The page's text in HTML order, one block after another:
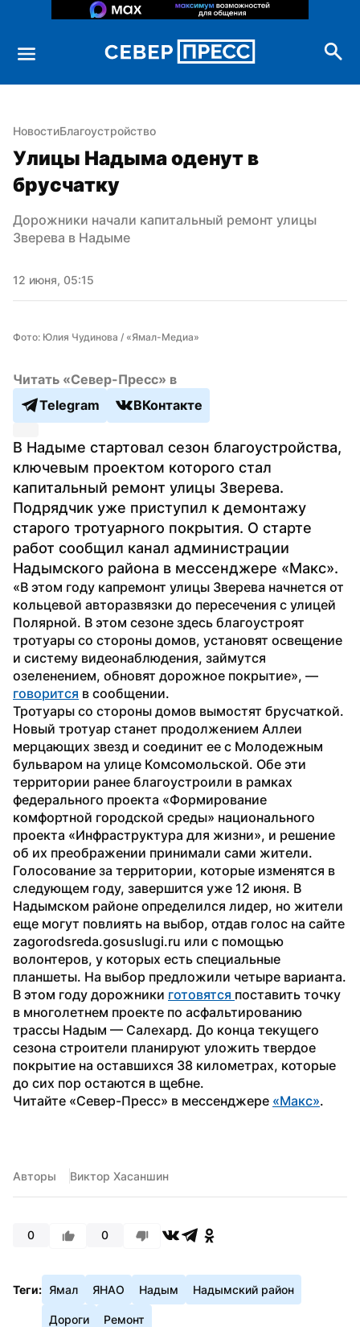
НовостиБлагоустройство
Улицы Надыма оденут в
брусчатку
Дорожники начали капитальный ремонт улицы
Зверева в Надыме
12 июня, 05:15
Фото: Юлия Чудинова / «Ямал-Медиа»
Читать «Север-Пресс» в
Telegram
ВКонтакте
В Надыме стартовал сезон благоустройства,
ключевым проектом которого стал
капитальный ремонт улицы Зверева.
Подрядчик уже приступил к демонтажу
старого тротуарного покрытия. О старте
работ сообщил канал администрации
Надымского района в мессенджере «Макс».
«В этом году капремонт улицы Зверева начнется от
кольцевой авторазвязки до пересечения с улицей
Полярной. В этом сезоне здесь благоустроят
тротуары со стороны домов, установят освещение
и систему видеонаблюдения, займутся
говорится в сообщении.
Тротуары со стороны домов вымостят брусчаткой.
Новый тротуар станет продолжением Аллеи
мерцающих звезд и соединит ее с Молодежным
бульваром на улице Комсомольской. Обе эти
территории ранее благоустроили в рамках
федерального проекта «Формирование
комфортной городской среды» национального
проекта «Инфраструктура для жизни», и решение
об их преображении принимали сами жители.
Голосование за территории, которые изменятся в
следующем году, завершится уже 12 июня. В
Надымском районе определился лидер, но жители
еще могут повлиять на выбор, отдав голос на сайте
zagorodsreda.gosuslugi.ru или с помощью
волонтеров, у которых есть специальные
планшеты. На выбор предложили четыре варианта.
В этом году дорожники готовятся поставить точку
в многолетнем проекте по асфальтированию
трассы Надым — Салехард. До конца текущего
сезона строители планируют уложить твердое
покрытие на оставшихся 38 километрах, которые
до сих пор остаются в щебне.
Читайте «Север-Пресс» в мессенджере «Макс».
Авторы Виктор Хасаншин
0 0
Теги: Ямал ЯНАО Надым Надымский район
Дороги Ремонт